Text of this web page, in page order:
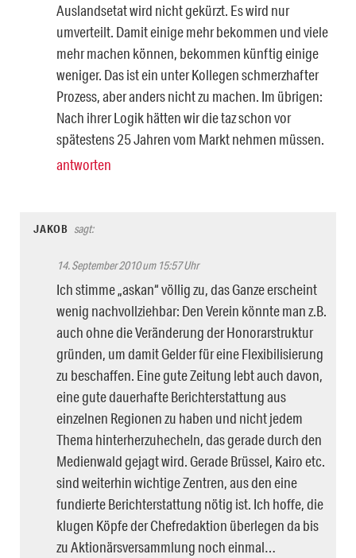
Auslandsetat wird nicht gekürzt. Es wird nur
umverteilt. Damit einige mehr bekommen und viele
mehr machen können, bekommen künftig einige
weniger. Das ist ein unter Kollegen schmerzhafter
Prozess, aber anders nicht zu machen. Im übrigen:
Nach ihrer Logik hätten wir die taz schon vor
spätestens 25 Jahren vom Markt nehmen müssen.
antworten
JAKOB sagt:
14. September 2010 um 15:57 Uhr
Ich stimme „askan“ völlig zu, das Ganze erscheint
wenig nachvollziehbar: Den Verein könnte man z.B.
auch ohne die Veränderung der Honorarstruktur
gründen, um damit Gelder für eine Flexibilisierung
zu beschaffen. Eine gute Zeitung lebt auch davon,
eine gute dauerhafte Berichterstattung aus
einzelnen Regionen zu haben und nicht jedem
Thema hinterherzuhecheln, das gerade durch den
Medienwald gejagt wird. Gerade Brüssel, Kairo etc.
sind weiterhin wichtige Zentren, aus den eine
fundierte Berichterstattung nötig ist. Ich hoffe, die
klugen Köpfe der Chefredaktion überlegen da bis
zu Aktionärsversammlung noch einmal…